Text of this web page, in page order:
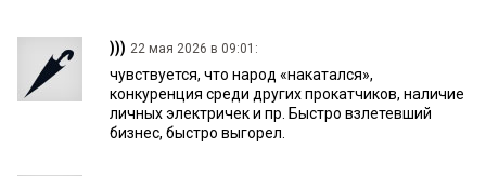
))) 22 мая 2026 в 09:01:
чувствуется, что народ «накатался»,
конкуренция среди других прокатчиков, наличие
личных электричек и пр. Быстро взлетевший
бизнес, быстро выгорел.